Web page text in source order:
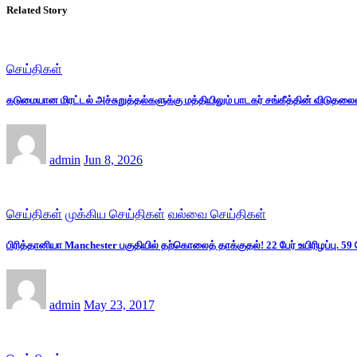
Related Story
செய்திகள்
கடுமையான மிரட்டல் அச்சுறுத்தல்களுக்கு மத்தியிலும் பாடகர் சங்கீத்தின்
admin Jun 8, 2026
செய்திகள் முக்கிய செய்திகள் வல்வை செய்திகள்
பிரித்தானியா Manchester பகுதியில் தற்கொலைத் தாக்குதல்! 22 பேர் உயிரிழப்பு.
admin May 23, 2017